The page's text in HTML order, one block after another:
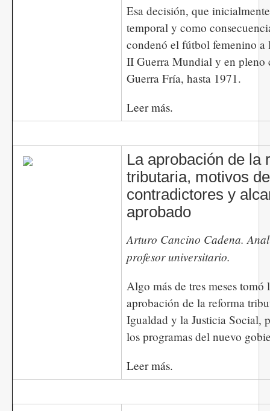
Esa decisión, que
temporal y como
condenó el fútbol femenino a
II Guerra Mundial y en pleno
Guerra Fría, hasta 1971.
Leer más.
La aprobación de la
tributaria, motivos
contradictores y
aprobado
Arturo Cancino Cadena.
profesor universitario.
Algo más de tres meses tomó
aprobación de la reforma
Igualdad y la Justicia Social,
los programas del nuevo
Leer más.